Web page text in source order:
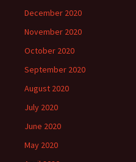
December 2020
November 2020
October 2020
September 2020
August 2020
July 2020
June 2020
May 2020